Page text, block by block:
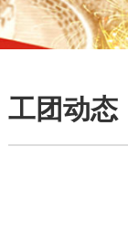
工团动态